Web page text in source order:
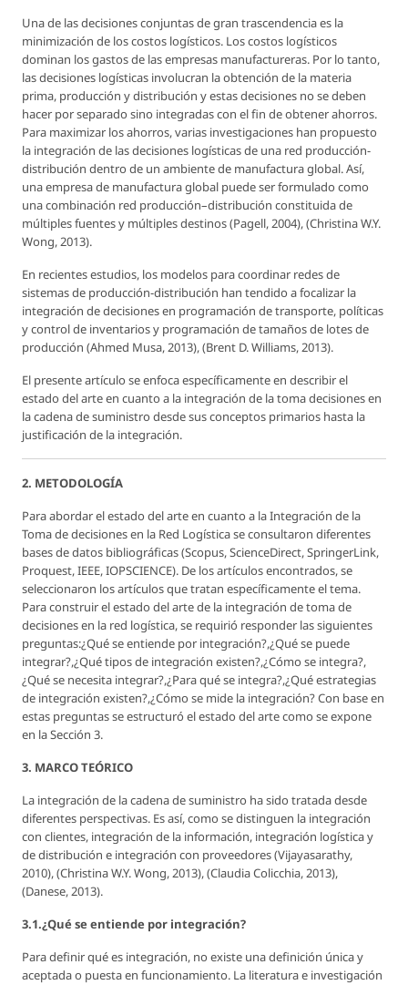
Una de las decisiones conjuntas de gran trascendencia es la
minimización de los costos logísticos. Los costos logísticos
dominan los gastos de las empresas manufactureras. Por lo tanto,
las decisiones logísticas involucran la obtención de la materia
prima, producción y distribución y estas decisiones no se deben
hacer por separado sino integradas con el fin de obtener ahorros.
Para maximizar los ahorros, varias investigaciones han propuesto
la integración de las decisiones logísticas de una red producción-
distribución dentro de un ambiente de manufactura global. Así,
una empresa de manufactura global puede ser formulado como
una combinación red producción–distribución constituida de
múltiples fuentes y múltiples destinos (Pagell, 2004), (Christina W.Y.
Wong, 2013).
En recientes estudios, los modelos para coordinar redes de
sistemas de producción-distribución han tendido a focalizar la
integración de decisiones en programación de transporte, políticas
y control de inventarios y programación de tamaños de lotes de
producción (Ahmed Musa, 2013), (Brent D. Williams, 2013).
El presente artículo se enfoca específicamente en describir el
estado del arte en cuanto a la integración de la toma decisiones en
la cadena de suministro desde sus conceptos primarios hasta la
justificación de la integración.
2. METODOLOGÍA
Para abordar el estado del arte en cuanto a la Integración de la
Toma de decisiones en la Red Logística se consultaron diferentes
bases de datos bibliográficas (Scopus, ScienceDirect, SpringerLink,
Proquest, IEEE, IOPSCIENCE). De los artículos encontrados, se
seleccionaron los artículos que tratan específicamente el tema.
Para construir el estado del arte de la integración de toma de
decisiones en la red logística, se requirió responder las siguientes
preguntas:¿Qué se entiende por integración?,¿Qué se puede
integrar?,¿Qué tipos de integración existen?,¿Cómo se integra?,
¿Qué se necesita integrar?,¿Para qué se integra?,¿Qué estrategias
de integración existen?,¿Cómo se mide la integración? Con base en
estas preguntas se estructuró el estado del arte como se expone
en la Sección 3.
3. MARCO TEÓRICO
La integración de la cadena de suministro ha sido tratada desde
diferentes perspectivas. Es así, como se distinguen la integración
con clientes, integración de la información, integración logística y
de distribución e integración con proveedores (Vijayasarathy,
2010), (Christina W.Y. Wong, 2013), (Claudia Colicchia, 2013),
(Danese, 2013).
3.1.¿Qué se entiende por integración?
Para definir qué es integración, no existe una definición única y
aceptada o puesta en funcionamiento. La literatura e investigación